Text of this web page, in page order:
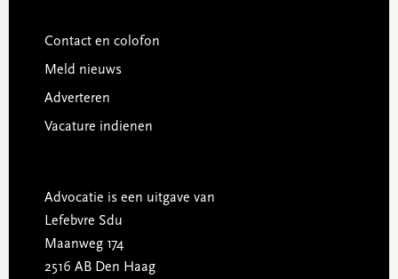
Contact en colofon
Meld nieuws
Adverteren
Vacature indienen
Advocatie is een uitgave van
Lefebvre Sdu
Maanweg 174
2516 AB Den Haag